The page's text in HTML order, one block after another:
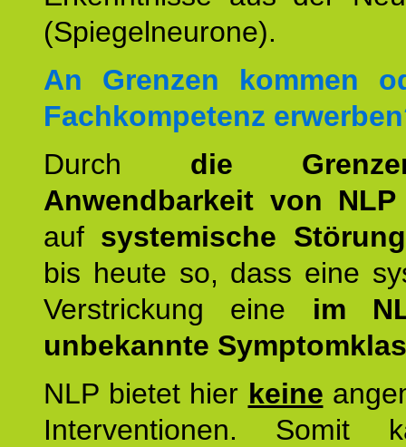
(Spiegelneurone).
An Grenzen kommen
Fachkompetenz
Durch die
Anwendbarkeit von NLP
auf systemische
bis heute so, dass eine
Verstrickung eine im
unbekannte
NLP bietet hier keine
Interventionen. Somit